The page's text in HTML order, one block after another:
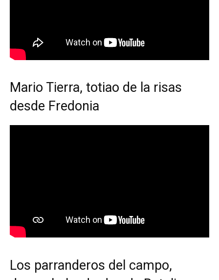
Mario Tierra, totiao de la risas
desde Fredonia
Los parranderos del campo,